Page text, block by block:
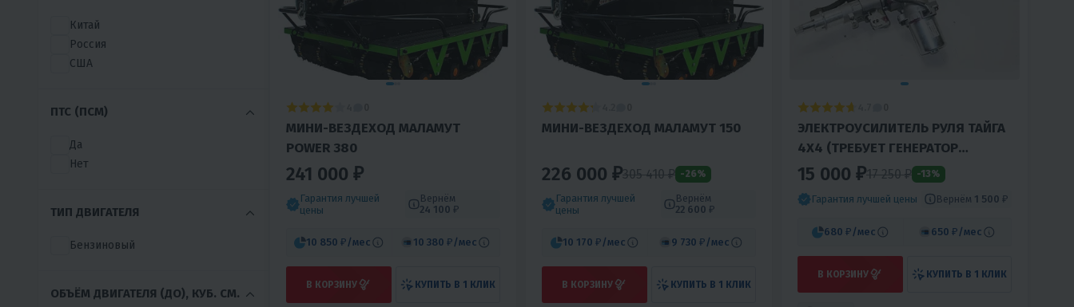
Китай
Россия
США
ПТС (ПСМ)
Да
Нет
ТИП ДВИГАТЕЛЯ
Бензиновый
ОБЪЁМ ДВИГАТЕЛЯ (ДО), КУБ. СМ.
МИНИ-ВЕЗДЕХОД МАЛАМУТ
POWER 380
241 000 ₽
Гарантия лучшей
цены
Вернём
24 100 ₽
10 850 ₽ /мес 10 380 ₽ /мес
В КОРЗИНУ КУПИТЬ В 1 КЛИК
МИНИ-ВЕЗДЕХОД МАЛАМУТ 150
226 000 ₽305 410 ₽ -26%
Гарантия лучшей
цены
Вернём
22 600 ₽
10 170 ₽ /мес 9 730 ₽ /мес
В КОРЗИНУ КУПИТЬ В 1 КЛИК
ЭЛЕКТРОУСИЛИТЕЛЬ РУЛЯ ТАЙГА
4Х4 (ТРЕБУЕТ ГЕНЕРАТОР
АВТОМОБИЛЬНОГО ТИПА)
15 000 ₽17 250 ₽ -13%
Гарантия лучшей цены Вернём 1 500 ₽
680 ₽ /мес 650 ₽ /мес
В КОРЗИНУ КУПИТЬ В 1 КЛИК